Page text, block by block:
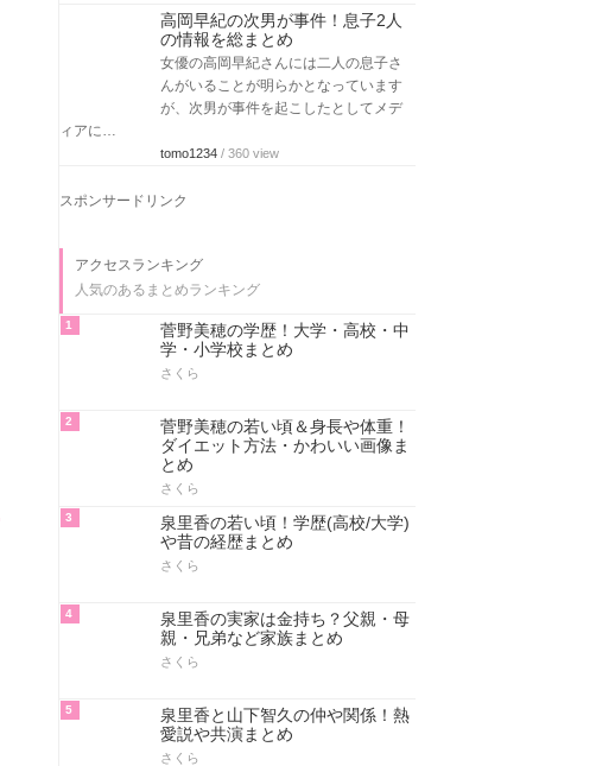
高岡早紀の次男が事件！息子2人
の情報を総まとめ
女優の高岡早紀さんには二人の息子さ
んがいることが明らかとなっています
が、次男が事件を起こしたとしてメデ
ィアに…
tomo1234 / 360 view
スポンサードリンク
アクセスランキング
人気のあるまとめランキング
1
菅野美穂の学歴！大学・高校・中
学・小学校まとめ
さくら
2
菅野美穂の若い頃＆身長や体重！
ダイエット方法・かわいい画像ま
とめ
さくら
3
泉里香の若い頃！学歴(高校/大学)
や昔の経歴まとめ
さくら
4
泉里香の実家は金持ち？父親・母
親・兄弟など家族まとめ
さくら
5
泉里香と山下智久の仲や関係！熱
愛説や共演まとめ
さくら